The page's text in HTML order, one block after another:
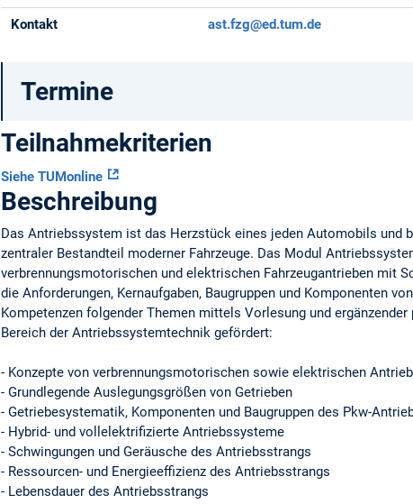
Kontakt ast.fzg@ed.tum.de
Termine
Teilnahmekriterien
Siehe TUMonline
Beschreibung
Das Antriebssystem ist das Herzstück eines jeden Automobils und
zentraler Bestandteil moderner Fahrzeuge. Das Modul
verbrennungsmotorischen und elektrischen Fahrzeugantrieben mit
die Anforderungen, Kernaufgaben, Baugruppen und Komponenten
Kompetenzen folgender Themen mittels Vorlesung und
Bereich der Antriebssystemtechnik gefördert:
- Konzepte von verbrennungsmotorischen sowie elektrischen
- Grundlegende Auslegungsgrößen von Getrieben
- Getriebesystematik, Komponenten und Baugruppen des Pkw-
- Hybrid- und vollelektrifizierte Antriebssysteme
- Schwingungen und Geräusche des Antriebsstrangs
- Ressourcen- und Energieeffizienz des Antriebsstrangs
- Lebensdauer des Antriebsstrangs